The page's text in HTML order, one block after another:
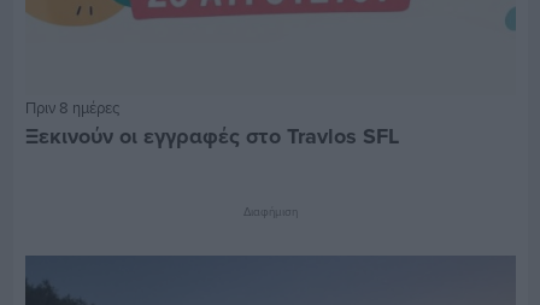
Πριν 8 ημέρες
Ξεκινούν οι εγγραφές στο Travlos SFL
Διαφήμιση